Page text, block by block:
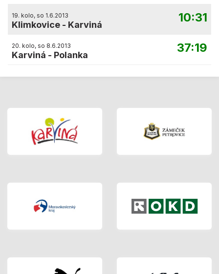
19. kolo, so 1.6.2013
Klimkovice - Karviná
10:31
20. kolo, so 8.6.2013
Karviná - Polanka
37:19